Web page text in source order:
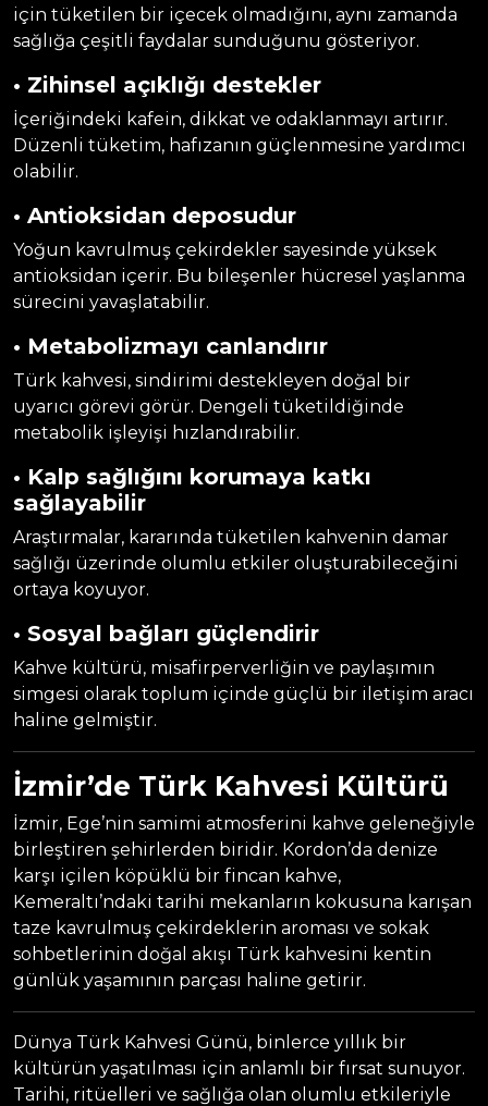
için tüketilen bir içecek olmadığını, aynı zamanda
sağlığa çeşitli faydalar sunduğunu gösteriyor.
• Zihinsel açıklığı destekler
İçeriğindeki kafein, dikkat ve odaklanmayı artırır.
Düzenli tüketim, hafızanın güçlenmesine yardımcı
olabilir.
• Antioksidan deposudur
Yoğun kavrulmuş çekirdekler sayesinde yüksek
antioksidan içerir. Bu bileşenler hücresel yaşlanma
sürecini yavaşlatabilir.
• Metabolizmayı canlandırır
Türk kahvesi, sindirimi destekleyen doğal bir
uyarıcı görevi görür. Dengeli tüketildiğinde
metabolik işleyişi hızlandırabilir.
• Kalp sağlığını korumaya katkı
sağlayabilir
Araştırmalar, kararında tüketilen kahvenin damar
sağlığı üzerinde olumlu etkiler oluşturabileceğini
ortaya koyuyor.
• Sosyal bağları güçlendirir
Kahve kültürü, misafirperverliğin ve paylaşımın
simgesi olarak toplum içinde güçlü bir iletişim aracı
haline gelmiştir.
İzmir’de Türk Kahvesi Kültürü
İzmir, Ege’nin samimi atmosferini kahve geleneğiyle
birleştiren şehirlerden biridir. Kordon’da denize
karşı içilen köpüklü bir fincan kahve,
Kemeraltı’ndaki tarihi mekanların kokusuna karışan
taze kavrulmuş çekirdeklerin aroması ve sokak
sohbetlerinin doğal akışı Türk kahvesini kentin
günlük yaşamının parçası haline getirir.
Dünya Türk Kahvesi Günü, binlerce yıllık bir
kültürün yaşatılması için anlamlı bir fırsat sunuyor.
Tarihi, ritüelleri ve sağlığa olan olumlu etkileriyle